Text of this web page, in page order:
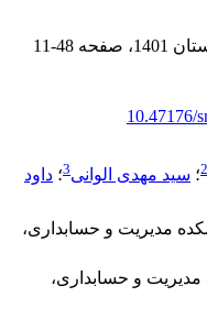
1401 ، صفحه 11-48
10.47176/
2؛ سید مهدی الوانی3؛ داود
مدیریت و حسابداری،
مدیریت و حسابداری،